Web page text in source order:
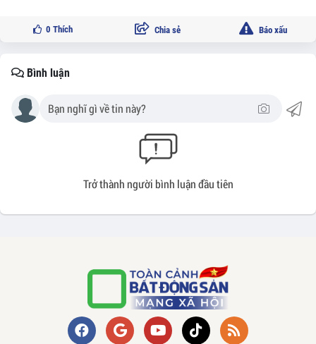
0 Thích Chia sẻ Báo xấu
Bình luận
Trở thành người bình luận đầu tiên